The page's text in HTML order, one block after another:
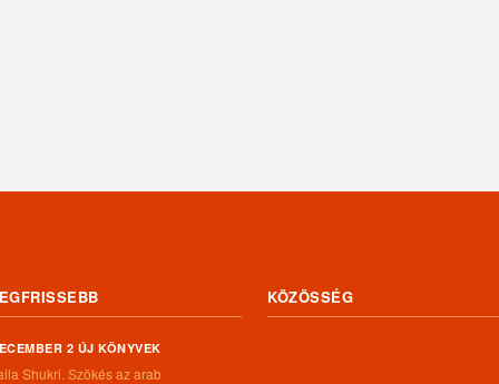
2 ÚJ KÖNYVEK
Shukri. Szökés ​az arab
KÖZÖSSÉG